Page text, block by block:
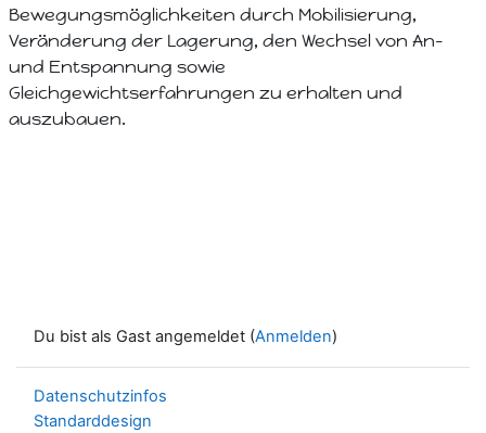
Bewegungsmöglichkeiten durch Mobilisierung,
Veränderung der Lagerung, den Wechsel von An-
und Entspannung sowie
Gleichgewichtserfahrungen zu erhalten und
auszubauen.
Du bist als Gast angemeldet (Anmelden)
Datenschutzinfos
Standarddesign